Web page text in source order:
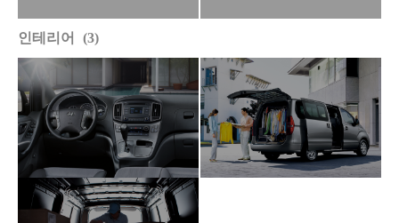
인테리어 3